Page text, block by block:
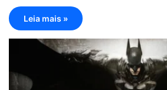
Leia mais »